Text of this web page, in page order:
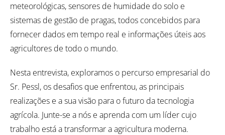
meteorológicas, sensores de humidade do solo e
sistemas de gestão de pragas, todos concebidos para
fornecer dados em tempo real e informações úteis aos
agricultores de todo o mundo.
Nesta entrevista, exploramos o percurso empresarial do
Sr. Pessl, os desafios que enfrentou, as principais
realizações e a sua visão para o futuro da tecnologia
agrícola. Junte-se a nós e aprenda com um líder cujo
trabalho está a transformar a agricultura moderna.